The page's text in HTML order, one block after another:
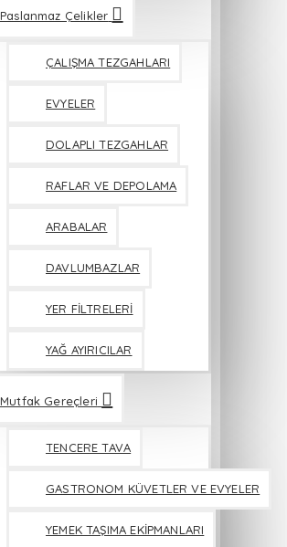
Paslanmaz Çelikler
ÇALIŞMA TEZGAHLARI
EVYELER
DOLAPLI TEZGAHLAR
RAFLAR VE DEPOLAMA
ARABALAR
DAVLUMBAZLAR
YER FİLTRELERİ
YAĞ AYIRICILAR
Mutfak Gereçleri
TENCERE TAVA
GASTRONOM KÜVETLER VE EVYELER
YEMEK TAŞIMA EKİPMANLARI